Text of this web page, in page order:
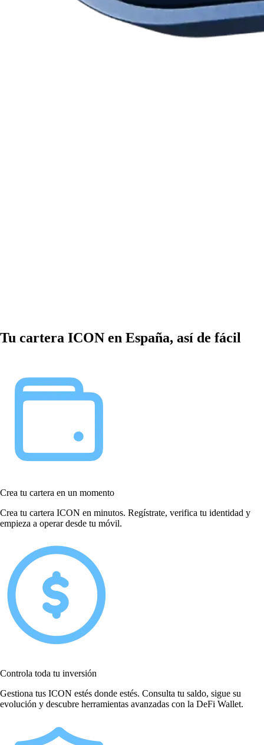
Tu cartera ICON en España, así de fácil
Crea tu cartera en un momento
Crea tu cartera ICON en minutos. Regístrate, verifica tu identidad y
empieza a operar desde tu móvil.
Controla toda tu inversión
Gestiona tus ICON estés donde estés. Consulta tu saldo, sigue su
evolución y descubre herramientas avanzadas con la DeFi Wallet.